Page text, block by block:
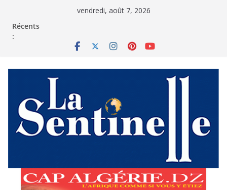
vendredi, août 7, 2026
Récents
: